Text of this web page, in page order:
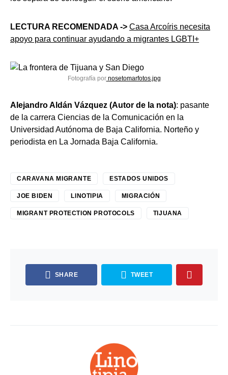
LECTURA RECOMENDADA -> Casa Arcoíris necesita
apoyo para continuar ayudando a migrantes LGBTI+
Fotografía pornosetomarfotos.jpg
Alejandro Aldán Vázquez (Autor de la nota): pasante
de la carrera Ciencias de la Comunicación en la
Universidad Autónoma de Baja California. Norteño y
periodista en La Jornada Baja California.
CARAVANA MIGRANTE ESTADOS UNIDOS
JOE BIDEN LINOTIPIA MIGRACIÓN
MIGRANT PROTECTION PROTOCOLS TIJUANA
SHARE TWEET